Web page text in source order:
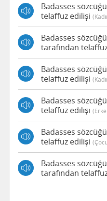
Badasses
telaffuz edilişi
Badasses
tarafından
Badasses
telaffuz edilişi
Badasses
telaffuz edilişi
Badasses
telaffuz edilişi
Badasses
tarafından